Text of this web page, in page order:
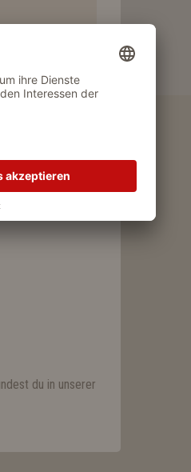
Du kein Angebot mehr!
Gutschein
du in unserer